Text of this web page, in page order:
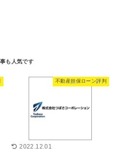
不動産担保ローン評判
2022.12.01